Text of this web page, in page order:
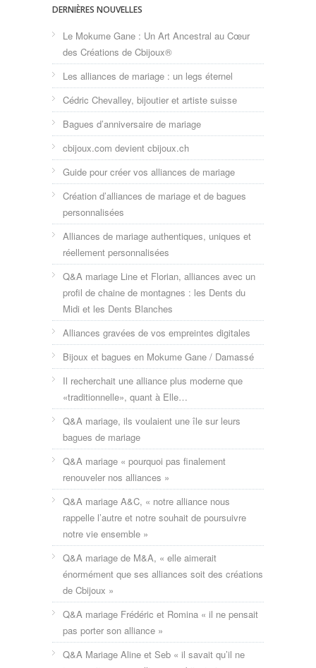
DERNIÈRES NOUVELLES
Le Mokume Gane : Un Art Ancestral au Cœur
des Créations de Cbijoux®
Les alliances de mariage : un legs éternel
Cédric Chevalley, bijoutier et artiste suisse
Bagues d’anniversaire de mariage
cbijoux.com devient cbijoux.ch
Guide pour créer vos alliances de mariage
Création d’alliances de mariage et de bagues
personnalisées
Alliances de mariage authentiques, uniques et
réellement personnalisées
Q&A mariage Line et Florian, alliances avec un
profil de chaine de montagnes : les Dents du
Midi et les Dents Blanches
Alliances gravées de vos empreintes digitales
Bijoux et bagues en Mokume Gane / Damassé
Il recherchait une alliance plus moderne que
«traditionnelle», quant à Elle…
Q&A mariage, ils voulaient une île sur leurs
bagues de mariage
Q&A mariage « pourquoi pas finalement
renouveler nos alliances »
Q&A mariage A&C, « notre alliance nous
rappelle l’autre et notre souhait de poursuivre
notre vie ensemble »
Q&A mariage de M&A, « elle aimerait
énormément que ses alliances soit des créations
de Cbijoux »
Q&A mariage Frédéric et Romina « il ne pensait
pas porter son alliance »
Q&A Mariage Aline et Seb « il savait qu’il ne